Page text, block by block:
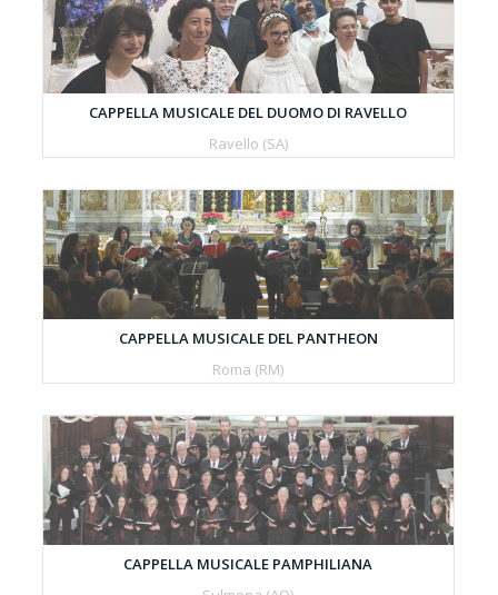
CAPPELLA MUSICALE DEL DUOMO DI RAVELLO
Ravello (SA)
CAPPELLA MUSICALE DEL PANTHEON
Roma (RM)
CAPPELLA MUSICALE PAMPHILIANA